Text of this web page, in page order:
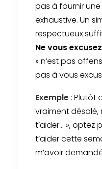
pas à fournir
exhaustive. Un
respectueux
Ne vous
» n’est pas
pas à vous
Exemple : Plutôt
vraiment désolé,
t’aider… », optez
t’aider cette
m’avoir